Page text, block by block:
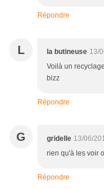
Répondre
L la butineuse 13/
Voilà un
bizz
Répondre
G gridelle 13/06/
rien qu'à les voir
Répondre